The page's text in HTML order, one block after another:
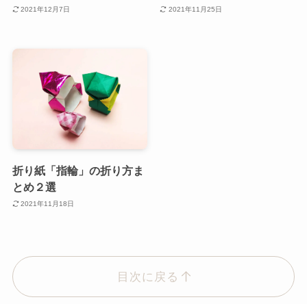
2021年12月7日 2021年11月25日
折り紙「指輪」の折り方ま
とめ２選
2021年11月18日
目次に戻る